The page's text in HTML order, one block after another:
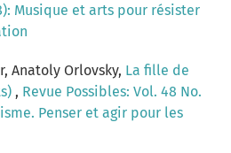
Musique et arts pour résister
Anatoly Orlovsky, La fille de
, Revue Possibles: Vol. 48 No.
Penser et agir pour les